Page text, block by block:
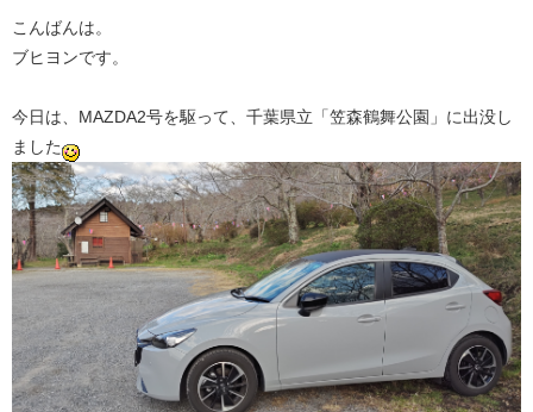
こんばんは。
ブヒヨンです。
今日は、MAZDA2号を駆って、千葉県立「笠森鶴舞公園」に出没し
ました